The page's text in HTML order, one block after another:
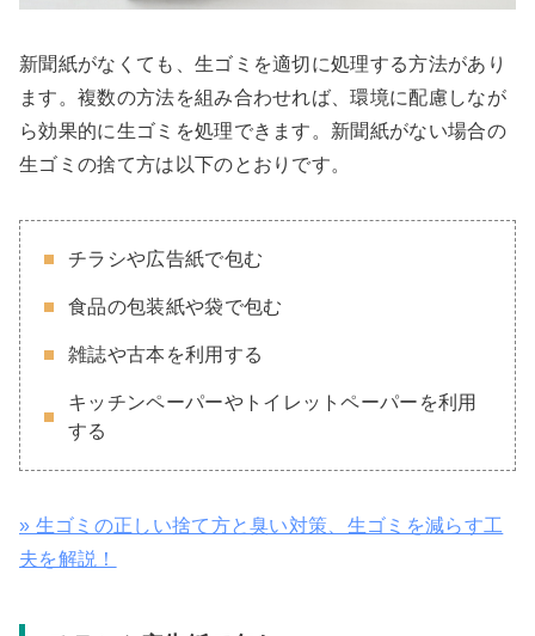
新聞紙がなくても、生ゴミを適切に処理する方法があり
ます。複数の方法を組み合わせれば、環境に配慮しなが
ら効果的に生ゴミを処理できます。新聞紙がない場合の
生ゴミの捨て方は以下のとおりです。
チラシや広告紙で包む
食品の包装紙や袋で包む
雑誌や古本を利用する
キッチンペーパーやトイレットペーパーを利用
する
» 生ゴミの正しい捨て方と臭い対策、生ゴミを減らす工
夫を解説！